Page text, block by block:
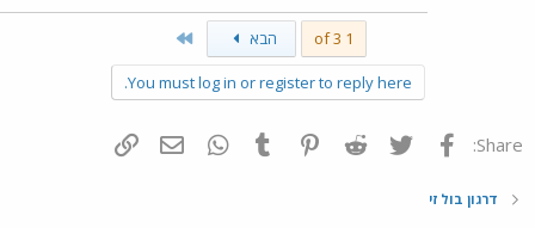
1 of 3 הבא
You must log in or register to reply here.
Share: פייסבוק Twitter
Reddit
Pinterest
Tumblr
WhatsAppדואר אלקטרוני
דרגון בול זי